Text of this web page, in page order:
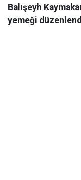
Balışeyh
yemeği